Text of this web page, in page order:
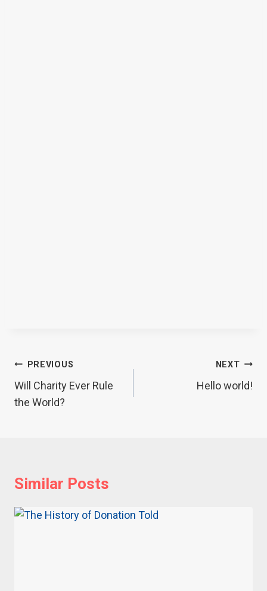
Post
navigation
PREVIOUS
Will Charity Ever Rule
the World?
NEXT
Hello world!
Similar Posts